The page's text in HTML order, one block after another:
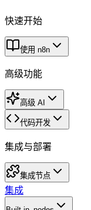
快速开始
使用 n8n
高级功能
高级 AI
代码开发
集成与部署
集成节点
集成